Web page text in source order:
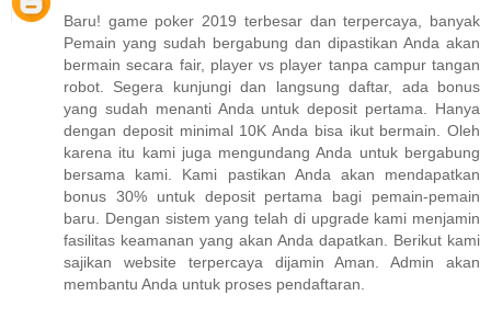
Baru! game poker 2019 terbesar dan terpercaya, banyak
Pemain yang sudah bergabung dan dipastikan Anda akan
bermain secara fair, player vs player tanpa campur tangan
robot. Segera kunjungi dan langsung daftar, ada bonus
yang sudah menanti Anda untuk deposit pertama. Hanya
dengan deposit minimal 10K Anda bisa ikut bermain. Oleh
karena itu kami juga mengundang Anda untuk bergabung
bersama kami. Kami pastikan Anda akan mendapatkan
bonus 30% untuk deposit pertama bagi pemain-pemain
baru. Dengan sistem yang telah di upgrade kami menjamin
fasilitas keamanan yang akan Anda dapatkan. Berikut kami
sajikan website terpercaya dijamin Aman. Admin akan
membantu Anda untuk proses pendaftaran.